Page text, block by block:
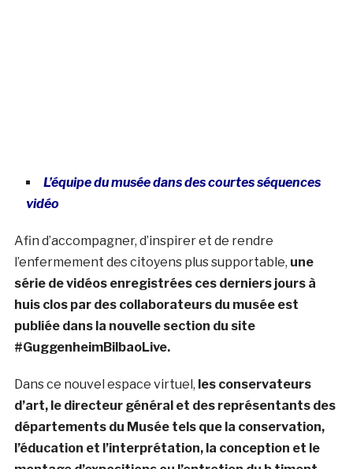
L’équipe du musée dans des courtes séquences
vidéo
Afin d’accompagner, d’inspirer et de rendre
l’enfermement des citoyens plus supportable, une
série de vidéos enregistrées ces derniers jours à
huis clos par des collaborateurs du musée est
publiée dans la nouvelle section du site
#GuggenheimBilbaoLive.
Dans ce nouvel espace virtuel, les conservateurs
d’art, le directeur général et des représentants des
départements du Musée tels que la conservation,
l’éducation et l’interprétation, la conception et le